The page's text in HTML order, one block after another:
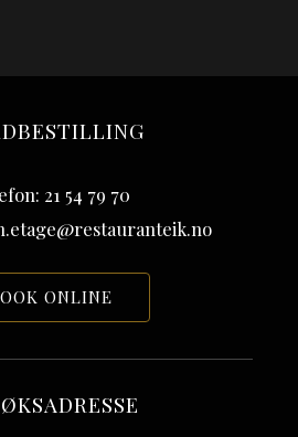
21 54 79 70
ONLINE